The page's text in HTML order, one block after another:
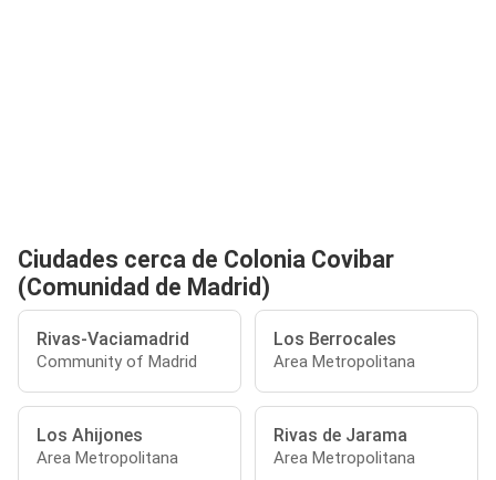
Ciudades cerca de Colonia Covibar
(Comunidad de Madrid)
Rivas-Vaciamadrid
Community of Madrid
Los Berrocales
Area Metropolitana
Los Ahijones
Area Metropolitana
Rivas de Jarama
Area Metropolitana